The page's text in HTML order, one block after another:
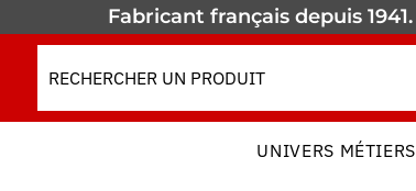
Fabricant français depuis 1941.
UNIVERS MÉTIERS